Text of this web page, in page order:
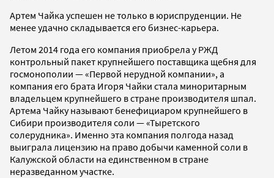
Артем Чайка успешен не только в юриспруденции. Не
менее удачно складывается его бизнес-карьера.
Летом 2014 года его компания приобрела у РЖД
контрольный пакет крупнейшего поставщика щебня для
госмонополии — «Первой нерудной компании», а
компания его брата Игоря Чайки стала миноритарным
владельцем крупнейшего в стране производителя шпал.
Артема Чайку называют бенефициаром крупнейшего в
Сибири производителя соли — «Тыретского
солерудника». Именно эта компания полгода назад
выиграла лицензию на право добычи каменной соли в
Калужской области на единственном в стране
неразведанном участке.